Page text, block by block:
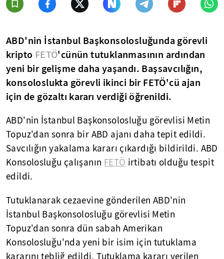
ABD'nin İstanbul Başkonsolosluğunda görevli
kripto FETÖ'cünün tutuklanmasının ardından
yeni bir gelişme daha yaşandı. Başsavcılığın,
konsoloslukta görevli ikinci bir FETÖ'cü ajan
için de gözaltı kararı verdiği öğrenildi.
ABD'nin İstanbul Başkonsolosluğu görevlisi Metin
Topuz'dan sonra bir ABD ajanı daha tepit edildi.
Savcılığın yakalama kararı çıkardığı bildirildi. ABD
Konsolosluğu çalışanın FETÖ irtibatı olduğu tespit
edildi.
Tutuklanarak cezaevine gönderilen ABD'nin
İstanbul Başkonsolosluğu görevlisi Metin
Topuz'dan sonra dün sabah Amerikan
Konsolosluğu'nda yeni bir isim için tutuklama
kararını tebliğ edildi. Tutuklama kararı verilen